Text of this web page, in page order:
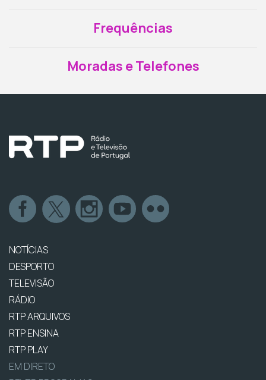
Frequências
Moradas e Telefones
NOTÍCIAS
DESPORTO
TELEVISÃO
RÁDIO
RTP ARQUIVOS
RTP ENSINA
RTP PLAY
EM DIRETO